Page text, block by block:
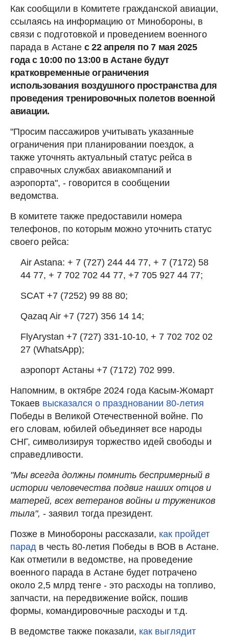
Как сообщили в Комитете гражданской авиации,
ссылаясь на информацию от Минобороны, в
связи с подготовкой и проведением военного
парада в Астане с 22 апреля по 7 мая 2025
года с 10:00 по 13:00 в Астане будут
кратковременные ограничения
использования воздушного пространства для
проведения тренировочных полетов военной
авиации.
"Просим пассажиров учитывать указанные
ограничения при планировании поездок, а
также уточнять актуальный статус рейса в
справочных службах авиакомпаний и
аэропорта", - говорится в сообщении
ведомства.
В комитете также предоставили номера
телефонов, по которым можно уточнить статус
своего рейса:
Air Astana: + 7 (727) 244 44 77, + 7 (7172) 58
44 77, + 7 702 702 44 77, +7 705 927 44 77;
SCAT +7 (7252) 99 88 80;
Qazaq Air +7 (727) 356 14 14;
FlyArystаn +7 (727) 331-10-10, + 7 702 702 02
27 (WhatsApp);
аэропорт Астаны +7 (7172) 702 999.
Напомним, в октябре 2024 года Касым-Жомарт
Токаев высказался о праздновании 80-летия
Победы в Великой Отечественной войне. По
его словам, юбилей объединяет все народы
СНГ, символизируя торжество идей свободы и
справедливости.
"Мы всегда должны помнить беспримерный в
истории человечества подвиг наших отцов и
матерей, всех ветеранов войны и тружеников
тыла", - заявил тогда президент.
Позже в Минобороны рассказали, как пройдет
парад в честь 80-летия Победы в ВОВ в Астане.
Как отметили в ведомстве, на проведение
военного парада в Астане будет потрачено
около 2,5 млрд тенге - это расходы на топливо,
запчасти, на передвижение войск, пошив
формы, командировочные расходы и т.д.
В ведомстве также показали, как выглядит